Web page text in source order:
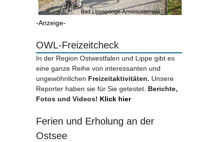
-Anzeige-
OWL-Freizeitcheck
In der Region Ostwestfalen und Lippe gibt es
eine ganze Reihe von interessanten und
ungewöhnlichen Freizeitaktivitäten. Unsere
Reporter haben sie für Sie getestet. Berichte,
Fotos und Videos! Klick hier
Ferien und Erholung an der
Ostsee